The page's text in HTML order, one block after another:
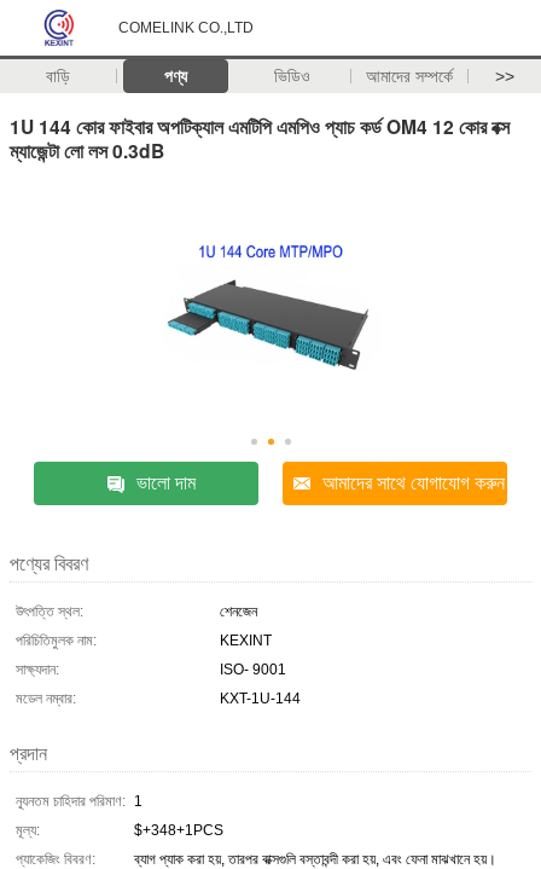
COMELINK CO.,LTD
বাড়ি পণ্য ভিডিও আমাদের সম্পর্কে >>
1U 144 কোর ফাইবার অপটিক্যাল এমটিপি এমপিও প্যাচ কর্ড OM4 12 কোর বক্স
ম্যাজেন্টা লো লস 0.3dB
ভালো দাম আমাদের সাথে যোগাযোগ করুন
পণ্যের বিবরণ
উৎপত্তি স্থল:
শেনজেন
পরিচিতিমুলক নাম:
KEXINT
সাক্ষ্যদান:
ISO- 9001
মডেল নম্বার:
KXT-1U-144
প্রদান
ন্যূনতম চাহিদার পরিমাণ: 1
মূল্য:
$+348+1PCS
প্যাকেজিং বিবরণ:
ব্যাগ প্যাক করা হয়, তারপর বাক্সগুলি বস্তাবন্দী করা হয়, এবং ফেনা মাঝখানে হয়।